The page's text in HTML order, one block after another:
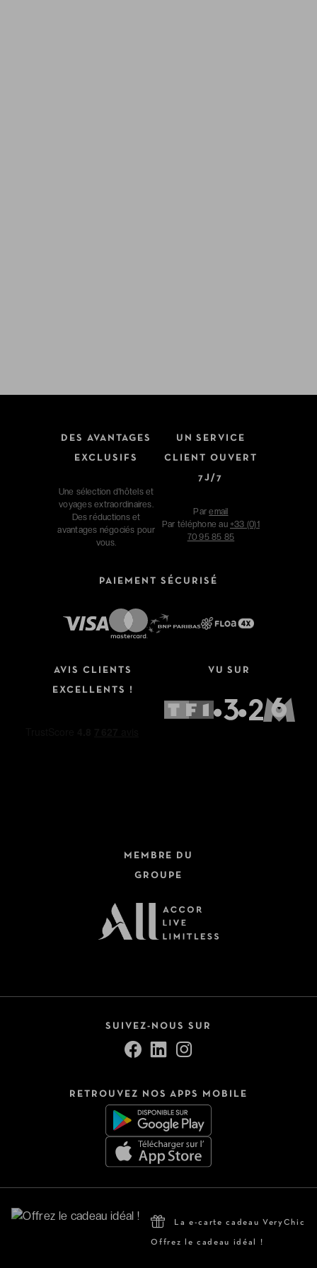
DES AVANTAGES
EXCLUSIFS
Une sélection d'hôtels et
voyages extraordinaires.
Des réductions et
avantages négociés pour
vous.
UN SERVICE
CLIENT OUVERT
7J/7
Paremail
Par téléphone au +33 (0)1
70 95 85 85
PAIEMENT SÉCURISÉ
AVIS CLIENTS
EXCELLENTS !
VU SUR
MEMBRE DU
GROUPE
SUIVEZ-NOUS SUR
RETROUVEZ NOS APPS MOBILE
La e-carte cadeau VeryChic
Offrez le cadeau idéal !